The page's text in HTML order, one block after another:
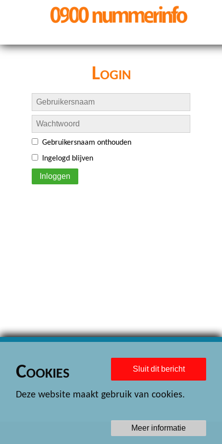
Login
Gebruikersnaam onthouden
Ingelogd blijven
Inloggen
Sluit dit bericht
Cookies
Deze website maakt gebruik van cookies.
Meer informatie